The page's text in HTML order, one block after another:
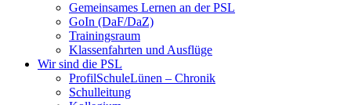
Gemeinsames Lernen an der PSL​
GoIn (DaF/DaZ)
Trainingsraum
Klassenfahrten und Ausflüge
Wir sind die PSL
ProfilSchuleLünen – Chronik
Schulleitung